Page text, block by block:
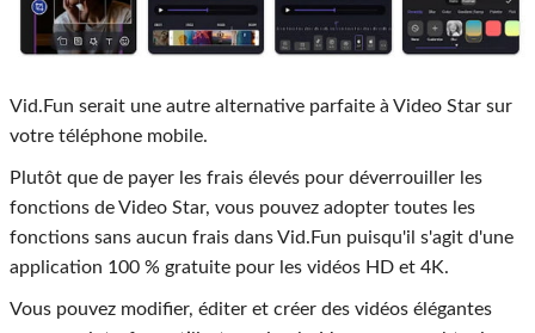
Vid.Fun serait une autre alternative parfaite à Video Star sur
votre téléphone mobile.
Plutôt que de payer les frais élevés pour déverrouiller les
fonctions de Video Star, vous pouvez adopter toutes les
fonctions sans aucun frais dans Vid.Fun puisqu'il s'agit d'une
application 100 % gratuite pour les vidéos HD et 4K.
Vous pouvez modifier, éditer et créer des vidéos élégantes